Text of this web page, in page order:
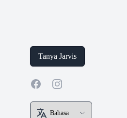
Tanya Jarvis
FacebookInstagram